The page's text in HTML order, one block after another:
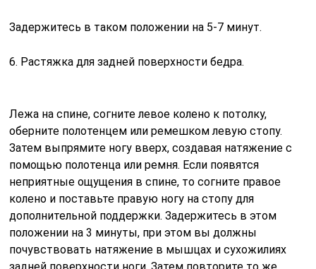
Задержитесь в таком положении на 5-7 минут.
6. Растяжка для задней поверхности бедра.
Лежа на спине, согните левое колено к потолку,
оберните полотенцем или ремешком левую стопу.
Затем выпрямите ногу вверх, создавая натяжение с
помощью полотенца или ремня. Если появятся
неприятные ощущения в спине, то согните правое
колено и поставьте правую ногу на стопу для
дополнительной поддержки. Задержитесь в этом
положении на 3 минуты, при этом вы должны
почувствовать натяжение в мышцах и сухожилиях